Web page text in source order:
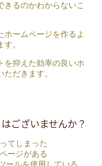
きるのかわからないこ
ホームページを作るよ
。
を抑えた効率の良いホ
だきます。
ございませんか？
てしまった
ージがある
ールを使用している